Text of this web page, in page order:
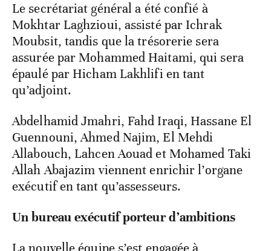
Le secrétariat général a été confié à
Mokhtar Laghzioui, assisté par Ichrak
Moubsit, tandis que la trésorerie sera
assurée par Mohammed Haitami, qui sera
épaulé par Hicham Lakhlifi en tant
qu’adjoint.
Abdelhamid Jmahri, Fahd Iraqi, Hassane El
Guennouni, Ahmed Najim, El Mehdi
Allabouch, Lahcen Aouad et Mohamed Taki
Allah Abajazim viennent enrichir l’organe
exécutif en tant qu’assesseurs.
Un bureau exécutif porteur d’ambitions